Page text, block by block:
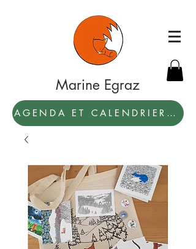
Marine Egraz
AGENDA ET CALENDRIER 2027: PAR ICI !